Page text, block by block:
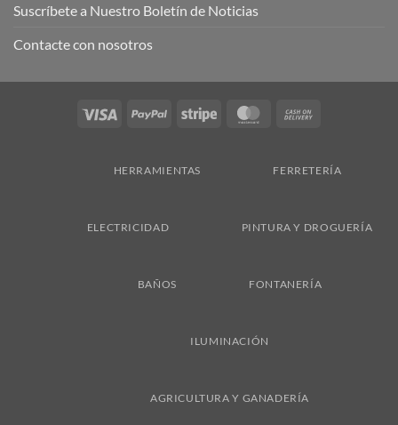
Suscríbete a Nuestro Boletín de Noticias
Contacte con nosotros
Visa PayPal Stripe MasterCard
HERRAMIENTAS FERRETERÍA
ELECTRICIDAD PINTURA Y DROGUERÍA
BAÑOS FONTANERÍA
ILUMINACIÓN
AGRICULTURA Y GANADERÍA